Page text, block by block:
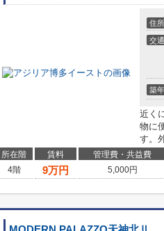
住所
交通
築年
近く
物に
す。
所在階 賃料 管理費・共益費
4階
9万円 5,000円